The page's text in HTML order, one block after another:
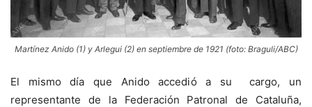
Martínez Anido (1) y Arlegui (2) en septiembre de 1921 (foto: Braguli/ABC)
El mismo día que Anido accedió a su cargo, un
representante de la Federación Patronal de Cataluña,